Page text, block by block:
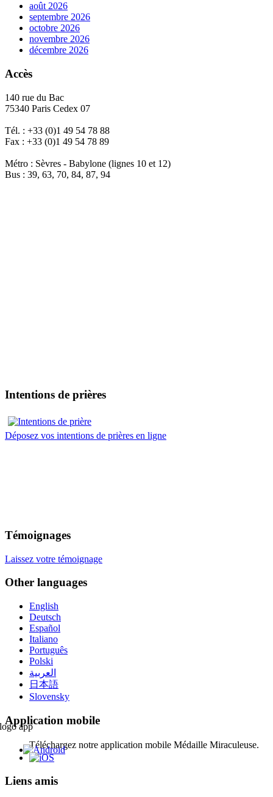
août 2026
septembre 2026
octobre 2026
novembre 2026
décembre 2026
Accès
140 rue du Bac
75340 Paris Cedex 07
Tél. : +33 (0)1 49 54 78 88
Fax : +33 (0)1 49 54 78 89
Métro : Sèvres - Babylone (lignes 10 et 12)
Bus : 39, 63, 70, 84, 87, 94
Intentions de prières
Déposez vos intentions de prières en ligne
Témoignages
Laissez votre témoignage
Other languages
English
Deutsch
Español
Italiano
Português
Polski
العربية
日本語
Slovensky
Application mobile
Téléchargez notre application mobile Médaille Miraculeuse.
Liens amis